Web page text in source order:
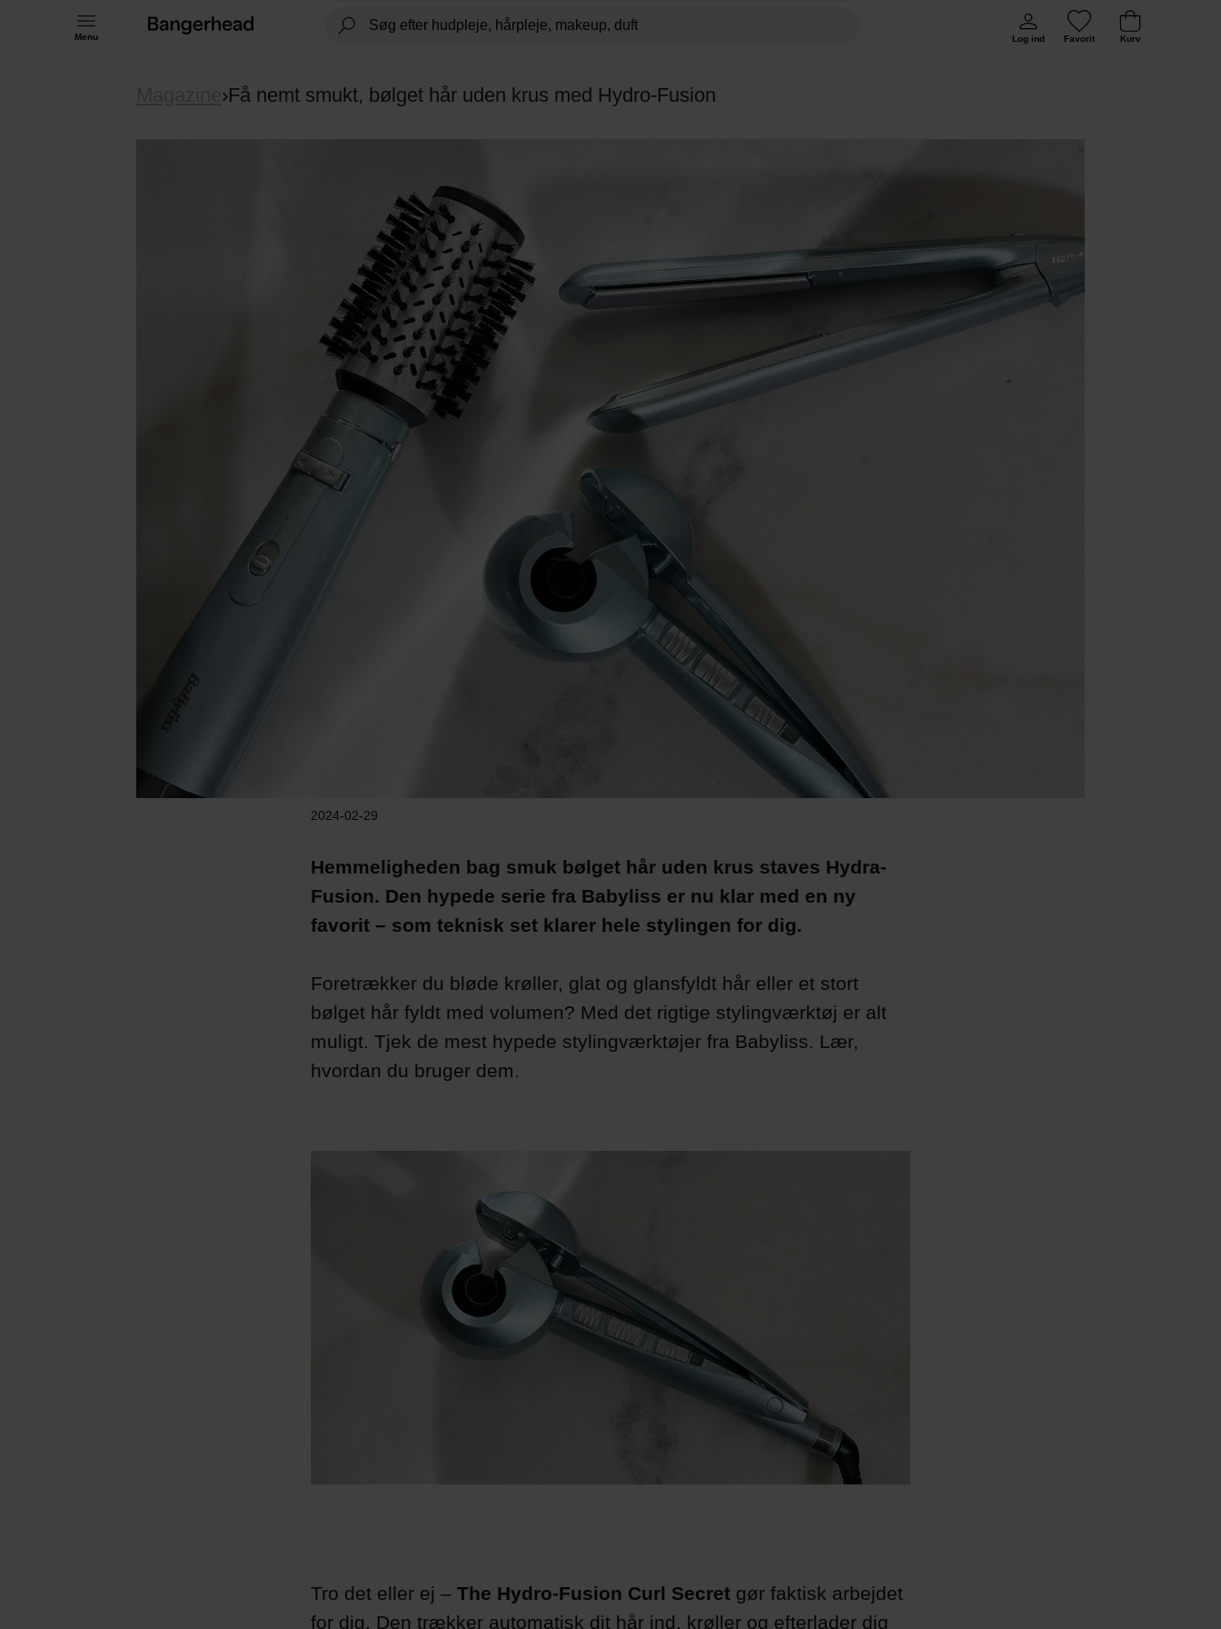
Menu Log ind Favorit Kurv
›Få nemt smukt, bølget hår uden krus med Hydro-Fusion
2024-02-29
Hemmeligheden bag smuk bølget hår uden krus staves Hydra-
Fusion. Den hypede serie fra Babyliss er nu klar med en ny
favorit – som teknisk set klarer hele stylingen for dig.
Foretrækker du bløde krøller, glat og glansfyldt hår eller et stort
bølget hår fyldt med volumen? Med det rigtige stylingværktøj er alt
muligt. Tjek de mest hypede stylingværktøjer fra Babyliss. Lær,
hvordan du bruger dem.
Tro det eller ej – The Hydro-Fusion Curl Secret gør faktisk arbejdet
for dig. Den trækker automatisk dit hår ind, krøller og efterlader dig